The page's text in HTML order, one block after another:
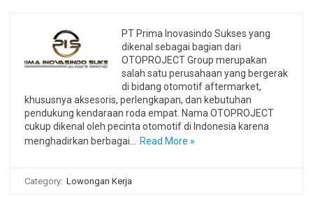
PT Prima Inovasindo Sukses yang
dikenal sebagai bagian dari
OTOPROJECT Group merupakan
salah satu perusahaan yang bergerak
di bidang otomotif aftermarket,
khususnya aksesoris, perlengkapan, dan kebutuhan
pendukung kendaraan roda empat. Nama OTOPROJECT
cukup dikenal oleh pecinta otomotif di Indonesia karena
menghadirkan berbagai…
Read More »
Category: Lowongan Kerja